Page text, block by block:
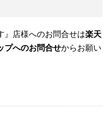
』店様へのお問合せは楽天
プへのお問合せからお願い